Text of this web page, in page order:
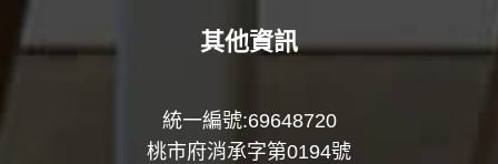
其他資訊
統一編號:69648720
桃市府消承字第0194號